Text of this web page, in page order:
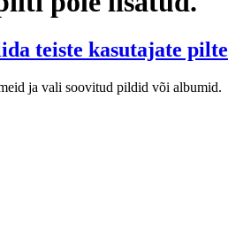
teiste kasutajate pilte
ja vali soovitud pildid või albumid.